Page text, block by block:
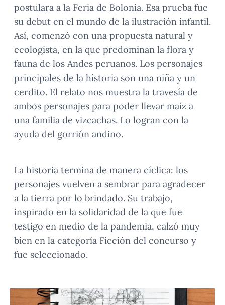
postulara a la Feria de Bolonia. Esa prueba fue
su debut en el mundo de la ilustración infantil.
Así, comenzó con una propuesta natural y
ecologista, en la que predominan la flora y
fauna de los Andes peruanos. Los personajes
principales de la historia son una niña y un
cerdito. El relato nos muestra la travesía de
ambos personajes para poder llevar maíz a
una familia de vizcachas. Lo logran con la
ayuda del gorrión andino.
La historia termina de manera cíclica: los
personajes vuelven a sembrar para agradecer
a la tierra por lo brindado. Su trabajo,
inspirado en la solidaridad de la que fue
testigo en medio de la pandemia, calzó muy
bien en la categoría Ficción del concurso y
fue seleccionado.